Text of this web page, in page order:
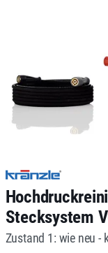
Stecksystem
Zustand 1: wie neu -